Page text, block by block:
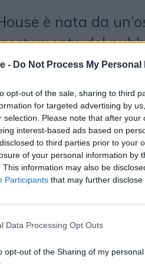
- Do Not Process My Personal
opt-out of the sale, sharing to third
for targeted advertising by
selection. Please note that after
interest-based ads based on
to third parties prior to your
of your personal information by
This information may also be
Participants that may further
Data Processing Opt Outs
opt-out of the Sharing of my personal
è nata da
del
consumate solo
di streaming;
le persone non
lo schermo
contenuti in gran
rendono molto
questo
contenuti con il
globale, oltre
su mobile e